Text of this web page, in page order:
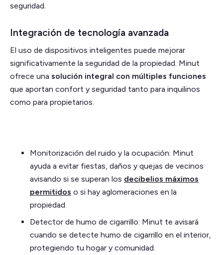
seguridad.
Integración de tecnología avanzada
El uso de dispositivos inteligentes puede mejorar
significativamente la seguridad de la propiedad. Minut
ofrece una solución integral con múltiples funciones
que aportan confort y seguridad tanto para inquilinos
como para propietarios.
Monitorización del ruido y la ocupación: Minut
ayuda a evitar fiestas, daños y quejas de vecinos
avisando si se superan los decibelios máximos
permitidos o si hay aglomeraciones en la
propiedad.
Detector de humo de cigarrillo: Minut te avisará
cuando se detecte humo de cigarrillo en el interior,
protegiendo tu hogar y comunidad.